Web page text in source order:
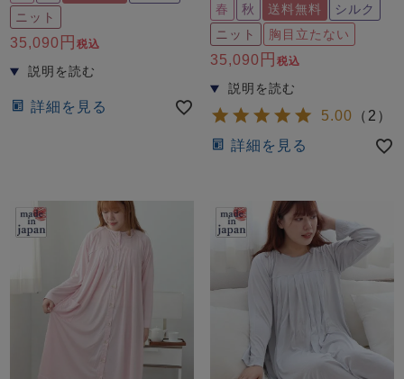
ニット
35,090 税込
詳細を見る
春 秋 送料無料
シルク
ニット
胸目立たない
35,090 税込
5.00 （ 2 ）
詳細を見る